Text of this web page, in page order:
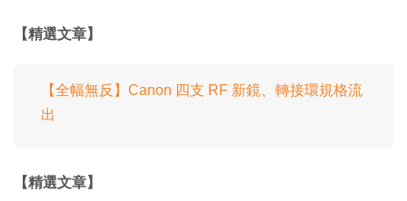
【精選文章】
【全幅無反】Canon 四支 RF 新鏡、轉接環規格流
出
【精選文章】